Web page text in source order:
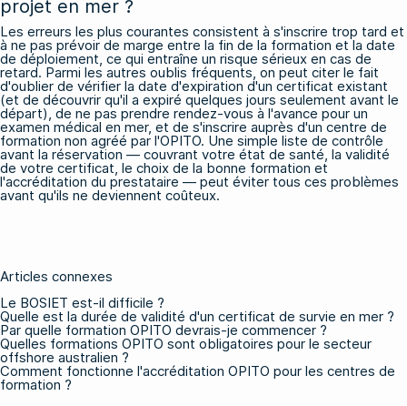
projet en mer ?
Les erreurs les plus courantes consistent à s'inscrire trop tard et
à ne pas prévoir de marge entre la fin de la formation et la date
de déploiement, ce qui entraîne un risque sérieux en cas de
retard. Parmi les autres oublis fréquents, on peut citer le fait
d'oublier de vérifier la date d'expiration d'un certificat existant
(et de découvrir qu'il a expiré quelques jours seulement avant le
départ), de ne pas prendre rendez-vous à l'avance pour un
examen médical en mer, et de s'inscrire auprès d'un centre de
formation non agréé par l'OPITO. Une simple liste de contrôle
avant la réservation — couvrant votre état de santé, la validité
de votre certificat, le choix de la bonne formation et
l'accréditation du prestataire — peut éviter tous ces problèmes
avant qu'ils ne deviennent coûteux.
Articles connexes
Le BOSIET est-il difficile ?
Quelle est la durée de validité d'un certificat de survie en mer ?
Par quelle formation OPITO devrais-je commencer ?
Quelles formations OPITO sont obligatoires pour le secteur
offshore australien ?
Comment fonctionne l'accréditation OPITO pour les centres de
formation ?